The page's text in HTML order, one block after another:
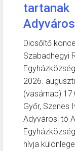
tartanak
Dicsőítő
Szabadhegyi
Egyházközség
2026.
(vasárnap)
Győr, Szenes
Adyvárosi tó
hívja